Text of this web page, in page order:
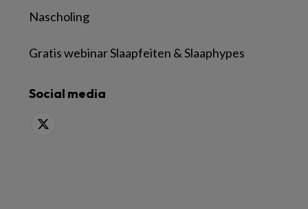
Nascholing
Gratis webinar Slaapfeiten & Slaaphypes
Social media